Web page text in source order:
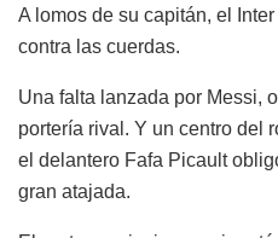
A lomos de su capitán, el
contra las cuerdas.
Una falta lanzada por Messi,
portería rival. Y un centro del
el delantero Fafa Picault
gran atajada.